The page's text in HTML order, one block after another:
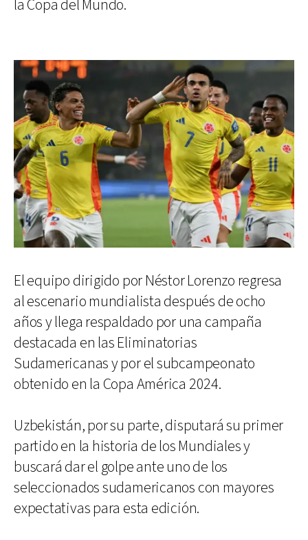
la Copa del Mundo.
El equipo dirigido por Néstor Lorenzo regresa
al escenario mundialista después de ocho
años y llega respaldado por una campaña
destacada en las Eliminatorias
Sudamericanas y por el subcampeonato
obtenido en la Copa América 2024.
Uzbekistán, por su parte, disputará su primer
partido en la historia de los Mundiales y
buscará dar el golpe ante uno de los
seleccionados sudamericanos con mayores
expectativas para esta edición.